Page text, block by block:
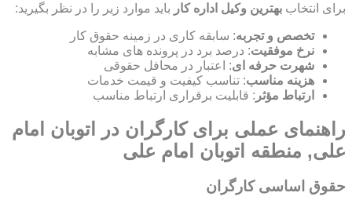
برای انتخاب بهترین وکیل اداره کار باید موارد زیر را در نظر بگیرید:
تخصص و تجربه: سابقه کاری در زمینه حقوق کار
نرخ موفقیت: درصد برد در پرونده های مشابه
شهرت حرفه ای: اعتبار در محافل حقوقی
هزینه مناسب: تناسب کیفیت و قیمت خدمات
ارتباط مؤثر : قابلیت برقراری ارتباط مناسب
راهنمای عملی برای کارگران در اتوبان امام
علی, منطقه اتوبان امام علی
حقوق اساسی کارگران